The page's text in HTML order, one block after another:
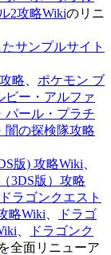
2攻略Wikiのリニ
サンプルサイト
略
ポケモン ブ
ビー・アルファ
パール・プラチ
闇の探検隊攻略
版) 攻略Wiki
3DS版）攻略
ドラゴンクエスト
略Wiki
ドラゴ
ドラゴンク
を全面リニューア